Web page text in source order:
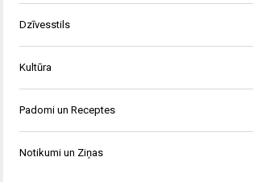
Dzīvesstils
Kultūra
Padomi un Receptes
Notikumi un Ziņas